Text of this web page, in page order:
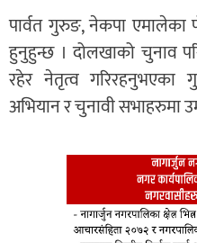
पार्वत गुरुङ, नेकपा एमालेका
हुनुहुन्छ । दोलखाको चुनाव
रहेर नेतृत्व गरिरहनुभएका
अभियान र चुनावी सभाहरुमा